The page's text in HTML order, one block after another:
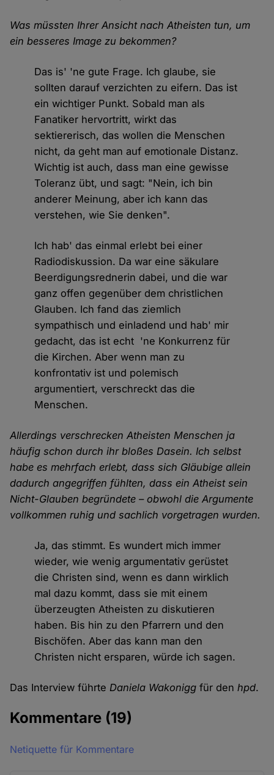
Was müssten Ihrer Ansicht nach Atheisten tun, um
ein besseres Image zu bekommen?
Das is' 'ne gute Frage. Ich glaube, sie
sollten darauf verzichten zu eifern. Das ist
ein wichtiger Punkt. Sobald man als
Fanatiker hervortritt, wirkt das
sektiererisch, das wollen die Menschen
nicht, da geht man auf emotionale Distanz.
Wichtig ist auch, dass man eine gewisse
Toleranz übt, und sagt: "Nein, ich bin
anderer Meinung, aber ich kann das
verstehen, wie Sie denken".
Ich hab' das einmal erlebt bei einer
Radiodiskussion. Da war eine säkulare
Beerdigungsrednerin dabei, und die war
ganz offen gegenüber dem christlichen
Glauben. Ich fand das ziemlich
sympathisch und einladend und hab' mir
gedacht, das ist echt 'ne Konkurrenz für
die Kirchen. Aber wenn man zu
konfrontativ ist und polemisch
argumentiert, verschreckt das die
Menschen.
Allerdings verschrecken Atheisten Menschen ja
häufig schon durch ihr bloßes Dasein. Ich selbst
habe es mehrfach erlebt, dass sich Gläubige allein
dadurch angegriffen fühlten, dass ein Atheist sein
Nicht-Glauben begründete – obwohl die Argumente
vollkommen ruhig und sachlich vorgetragen wurden.
Ja, das stimmt. Es wundert mich immer
wieder, wie wenig argumentativ gerüstet
die Christen sind, wenn es dann wirklich
mal dazu kommt, dass sie mit einem
überzeugten Atheisten zu diskutieren
haben. Bis hin zu den Pfarrern und den
Bischöfen. Aber das kann man den
Christen nicht ersparen, würde ich sagen.
Das Interview führteDaniela Wakonigg für denhpd.
Kommentare (19)
Netiquette für Kommentare